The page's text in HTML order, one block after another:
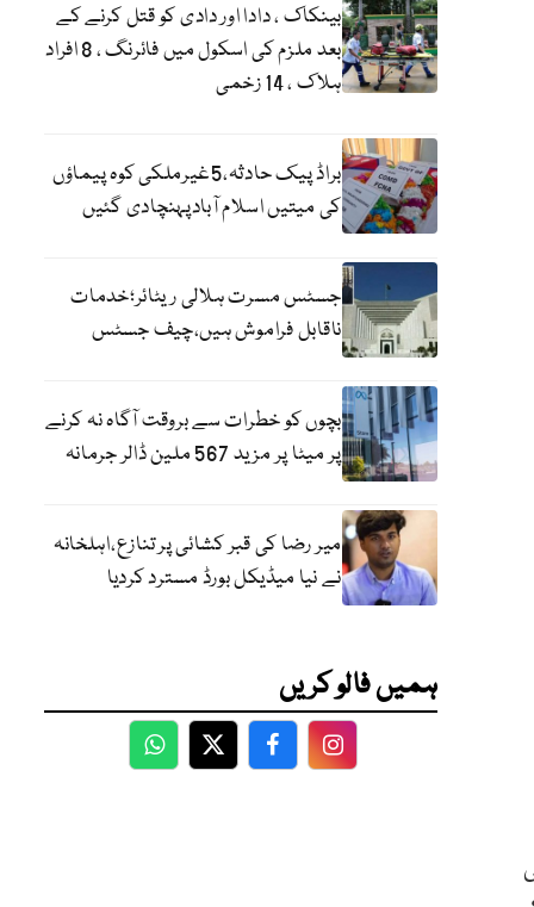
بینکاک ، دادا اور دادی کو قتل کرنے کے
بعد ملزم کی اسکول میں فائرنگ ، 8 افراد
ہلاک ، 14 زخمی
براڈ پیک حادثہ،5غیرملکی کوہ پیماؤں
کی میتیں اسلام آبادپہنچادی گئیں
جسٹس مسرت ہلالی ریٹائر؛خدمات
ناقابل فراموش ہیں،چیف جسٹس
بچوں کو خطرات سے بروقت آگاہ نہ کرنے
پر میٹا پر مزید 567 ملین ڈالر جرمانہ
میر رضا کی قبر کشائی پر تنازع،اہلخانہ
نے نیا میڈیکل بورڈ مسترد کردیا
ہمیں فالو کریں
WhatsApp
TwitterFacebookFacebook